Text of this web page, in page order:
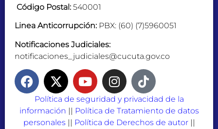
Código Postal: 540001
Linea Anticorrupción: PBX: (60) (7)5960051
Notificaciones Judiciales:
notificaciones_judiciales@cucuta.gov.co
Política de seguridad y privacidad de la
información || Política de Tratamiento de datos
personales || Política de Derechos de autor||